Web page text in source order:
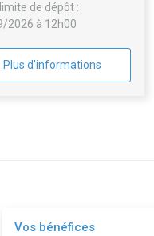
DE L'ECOLE C.
de dépôt :
2026 à 12h00
Plus d'informations
Vos bénéfices